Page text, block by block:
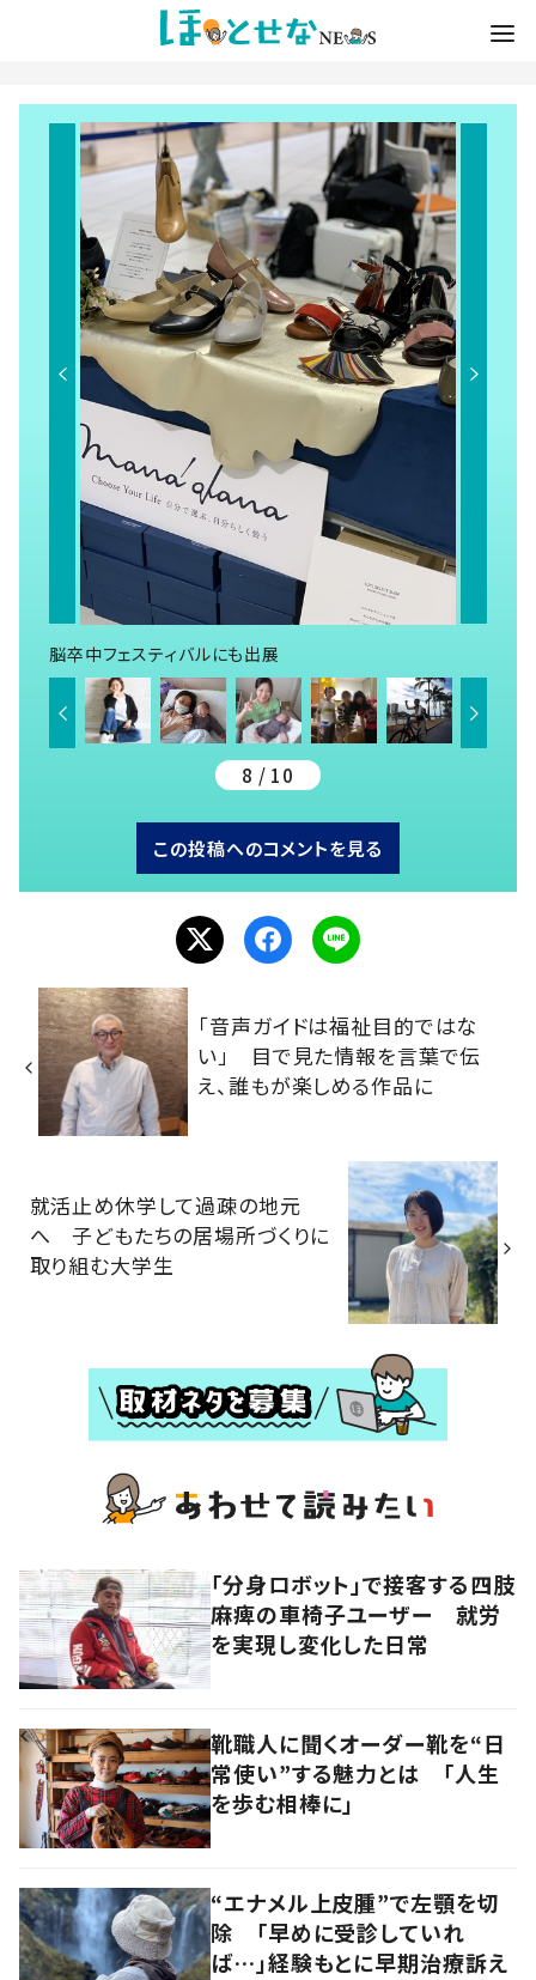
脳卒中フェスティバルにも出展
8 / 10
この投稿へのコメントを見る
「音声ガイドは福祉目的ではな
い」 目で見た情報を言葉で伝
え、誰もが楽しめる作品に
就活止め休学して過疎の地元
へ 子どもたちの居場所づくりに
取り組む大学生
「分身ロボット」で接客する四肢
麻痺の車椅子ユーザー 就労
を実現し変化した日常
靴職人に聞くオーダー靴を“日
常使い”する魅力とは 「人生
を歩む相棒に」
“エナメル上皮腫”で左顎を切
除 「早めに受診していれ
ば…」経験もとに早期治療訴え